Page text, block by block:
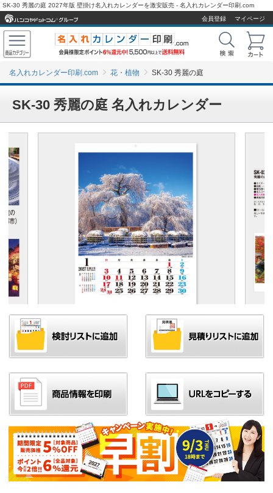
SK-30 秀麗の庭 2027年版 壁掛け名入れカレンダーを激安販売 - 名入れカレンダー印刷.com
会員登録
マイページ
名入れカレンダー印刷.com 花・植物 SK-30 秀麗の庭
SK-30 秀麗の庭 名入れカレンダー